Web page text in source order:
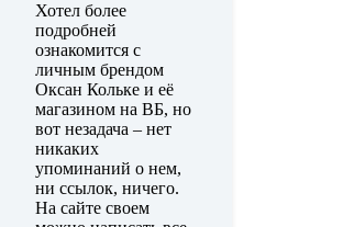
Хотел более
подробней
ознакомится с
личным брендом
Оксан Кольке и её
магазином на ВБ, но
вот незадача – нет
никаких
упоминаний о нем,
ни ссылок, ничего.
На сайте своем